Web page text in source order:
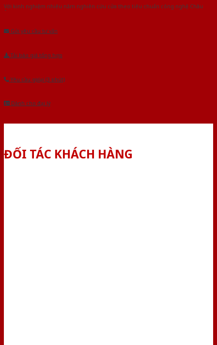
Với kinh nghiệm nhiêu năm nghiên cứu cửa theo tiêu chuẩn công nghệ Châu
Gửi yêu cầu tư vấn
Tải báo giá tổng hợp
Yêu cầu gọi lại (3 phút)
Dành cho đại lý
ĐỐI TÁC KHÁCH HÀNG